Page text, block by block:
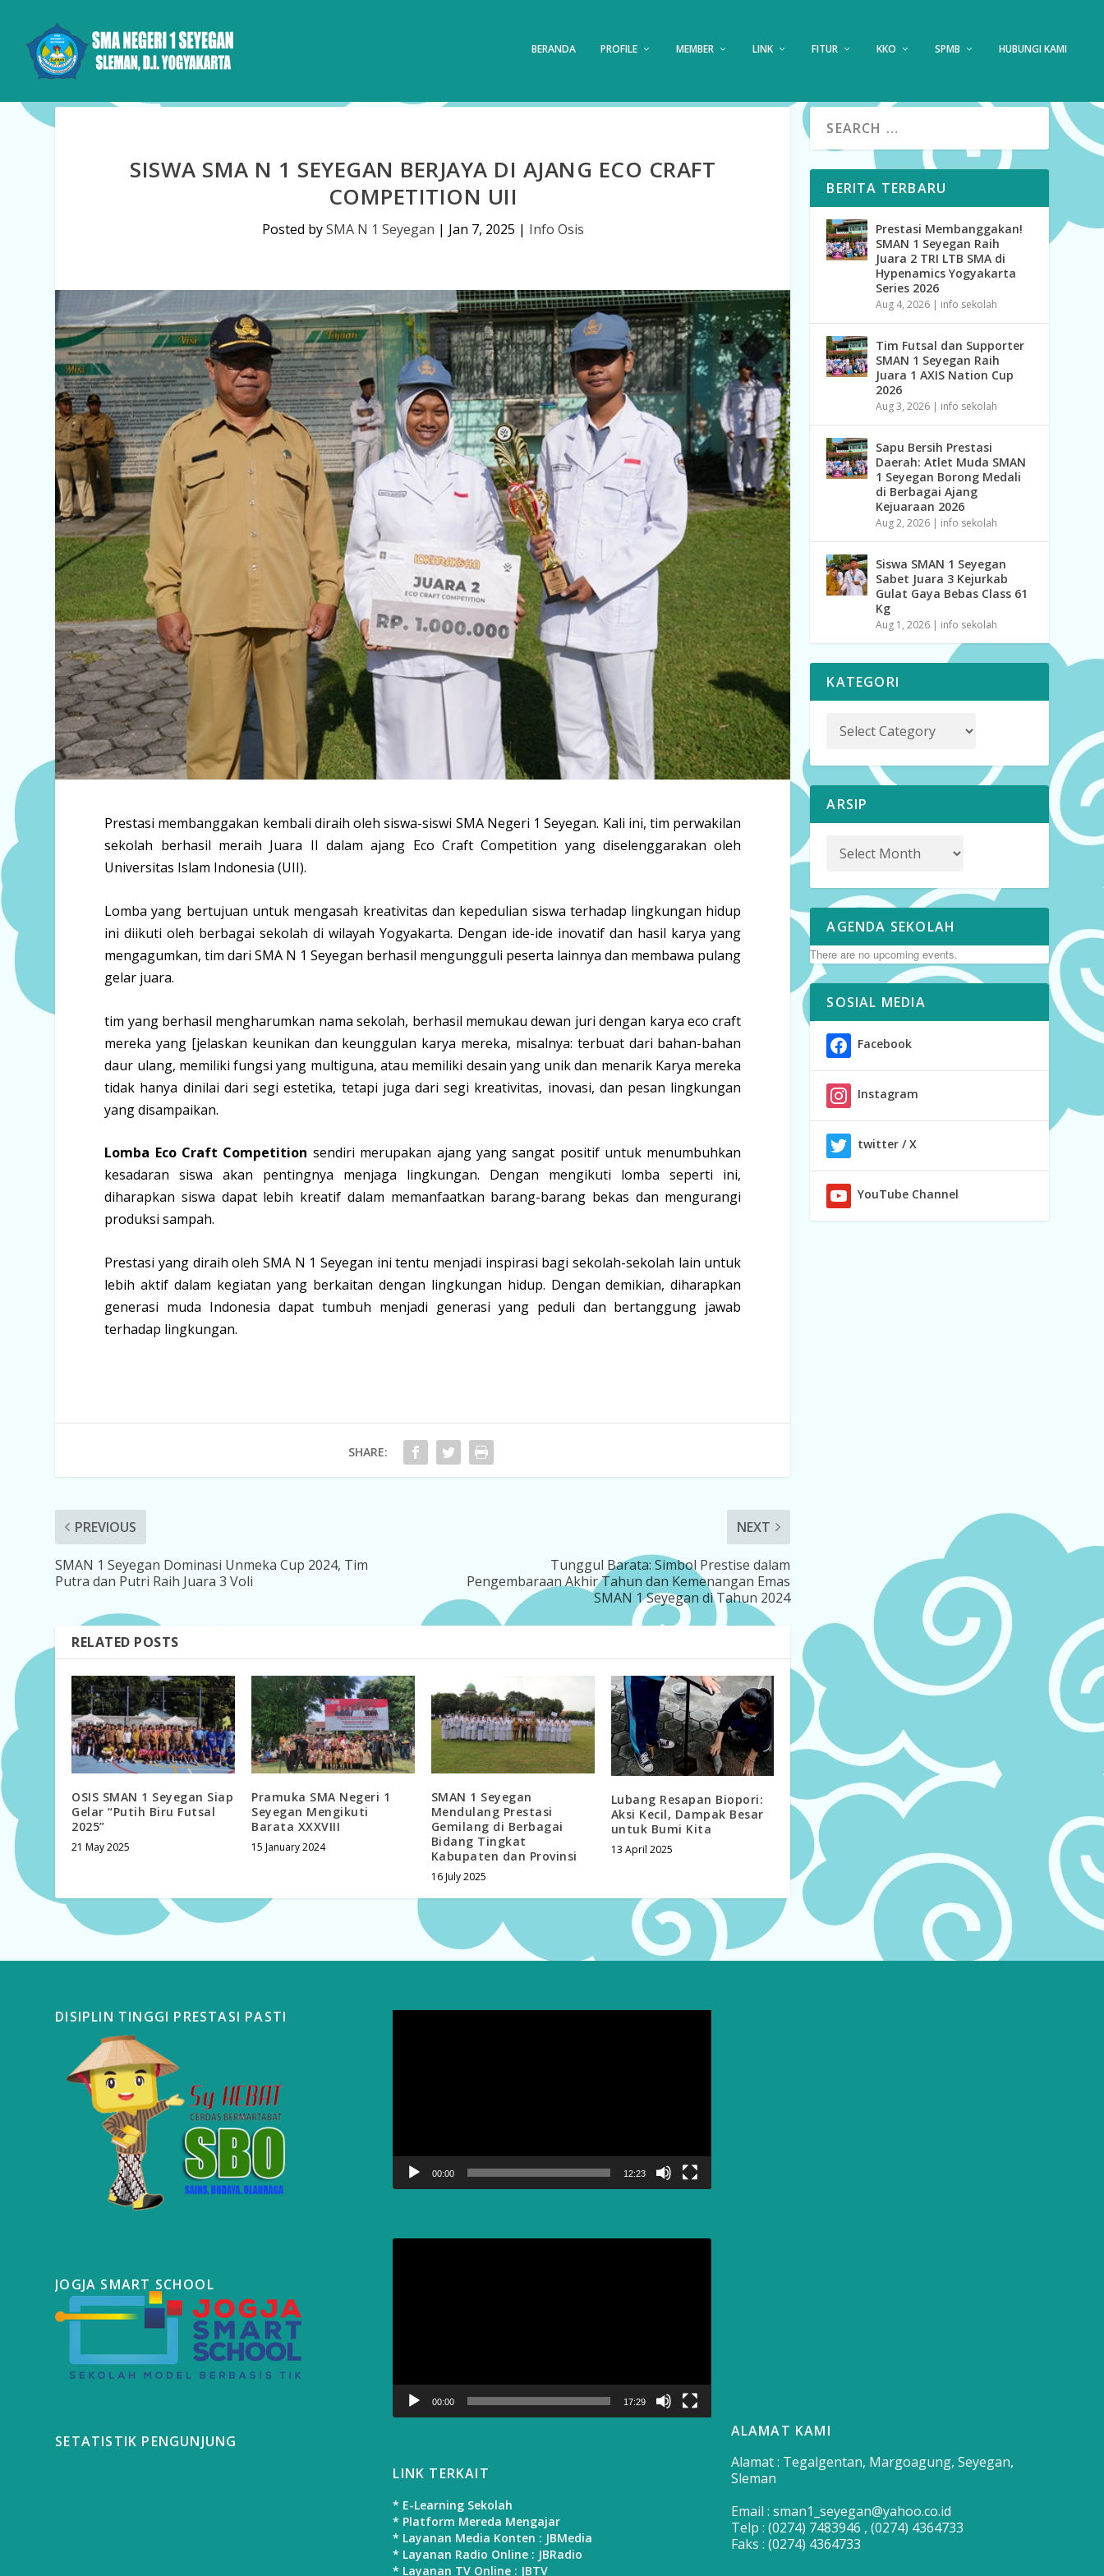
BERANDA PROFILE MEMBER LINK FITUR KKO SPMB HUBUNGI KAMI
SISWA SMA N 1 SEYEGAN BERJAYA DI AJANG ECO CRAFT
COMPETITION UII
Posted bySMA N 1 Seyegan | Jan 7, 2025 | Info Osis
Prestasi membanggakan kembali diraih oleh siswa-siswi SMA Negeri 1 Seyegan. Kali ini, tim perwakilan
sekolah berhasil meraih Juara II dalam ajang Eco Craft Competition yang diselenggarakan oleh
Universitas Islam Indonesia (UII).
Lomba yang bertujuan untuk mengasah kreativitas dan kepedulian siswa terhadap lingkungan hidup
ini diikuti oleh berbagai sekolah di wilayah Yogyakarta. Dengan ide-ide inovatif dan hasil karya yang
mengagumkan, tim dari SMA N 1 Seyegan berhasil mengungguli peserta lainnya dan membawa pulang
gelar juara.
tim yang berhasil mengharumkan nama sekolah, berhasil memukau dewan juri dengan karya eco craft
mereka yang [jelaskan keunikan dan keunggulan karya mereka, misalnya: terbuat dari bahan-bahan
daur ulang, memiliki fungsi yang multiguna, atau memiliki desain yang unik dan menarik Karya mereka
tidak hanya dinilai dari segi estetika, tetapi juga dari segi kreativitas, inovasi, dan pesan lingkungan
yang disampaikan.
Lomba Eco Craft Competition sendiri merupakan ajang yang sangat positif untuk menumbuhkan
kesadaran siswa akan pentingnya menjaga lingkungan. Dengan mengikuti lomba seperti ini,
diharapkan siswa dapat lebih kreatif dalam memanfaatkan barang-barang bekas dan mengurangi
produksi sampah.
Prestasi yang diraih oleh SMA N 1 Seyegan ini tentu menjadi inspirasi bagi sekolah-sekolah lain untuk
lebih aktif dalam kegiatan yang berkaitan dengan lingkungan hidup. Dengan demikian, diharapkan
generasi muda Indonesia dapat tumbuh menjadi generasi yang peduli dan bertanggung jawab
terhadap lingkungan.
SHARE:
PREVIOUS
SMAN 1 Seyegan Dominasi Unmeka Cup 2024, Tim
Putra dan Putri Raih Juara 3 Voli
NEXT
Tunggul Barata: Simbol Prestise dalam
Pengembaraan Akhir Tahun dan Kemenangan Emas
SMAN 1 Seyegan di Tahun 2024
RELATED POSTS
OSIS SMAN 1 Seyegan Siap
Gelar “Putih Biru Futsal
2025”
21 May 2025
Pramuka SMA Negeri 1
Seyegan Mengikuti
Barata XXXVIII
15 January 2024
SMAN 1 Seyegan
Mendulang Prestasi
Gemilang di Berbagai
Bidang Tingkat
Kabupaten dan Provinsi
16 July 2025
Lubang Resapan Biopori:
Aksi Kecil, Dampak Besar
untuk Bumi Kita
13 April 2025
BERITA TERBARU
Prestasi Membanggakan!
SMAN 1 Seyegan Raih
Juara 2 TRI LTB SMA di
Hypenamics Yogyakarta
Series 2026
Aug 4, 2026 | info sekolah
Tim Futsal dan Supporter
SMAN 1 Seyegan Raih
Juara 1 AXIS Nation Cup
2026
Aug 3, 2026 | info sekolah
Sapu Bersih Prestasi
Daerah: Atlet Muda SMAN
1 Seyegan Borong Medali
di Berbagai Ajang
Kejuaraan 2026
Aug 2, 2026 | info sekolah
Siswa SMAN 1 Seyegan
Sabet Juara 3 Kejurkab
Gulat Gaya Bebas Class 61
Kg
Aug 1, 2026 | info sekolah
KATEGORI
ARSIP
AGENDA SEKOLAH
There are no upcoming events.
SOSIAL MEDIA
Facebook
Instagram
twitter / X
YouTube Channel
DISIPLIN TINGGI PRESTASI PASTI
JOGJA SMART SCHOOL
SETATISTIK PENGUNJUNG
00:00 12:23
00:00 17:29
LINK TERKAIT
* E-Learning Sekolah
* Platform Mereda Mengajar
* Layanan Media Konten : JBMedia
* Layanan Radio Online : JBRadio
* Layanan TV Online : JBTV
ALAMAT KAMI
Alamat : Tegalgentan, Margoagung, Seyegan,
Sleman
Email : sman1_seyegan@yahoo.co.id
Telp : (0274) 7483946 , (0274) 4364733
Faks : (0274) 4364733